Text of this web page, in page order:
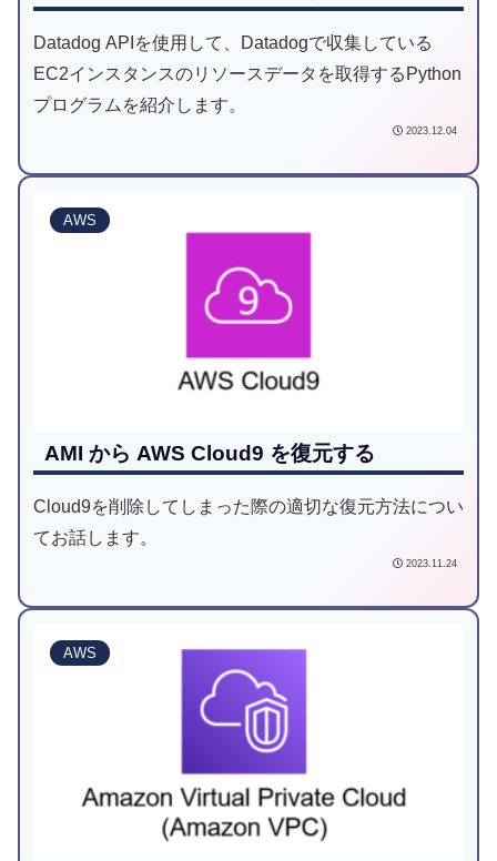
Datadog APIを使用して、Datadogで収集している
EC2インスタンスのリソースデータを取得するPython
プログラムを紹介します。
2023.12.04
AWS
AMI から AWS Cloud9 を復元する
Cloud9を削除してしまった際の適切な復元方法につい
てお話します。
2023.11.24
AWS